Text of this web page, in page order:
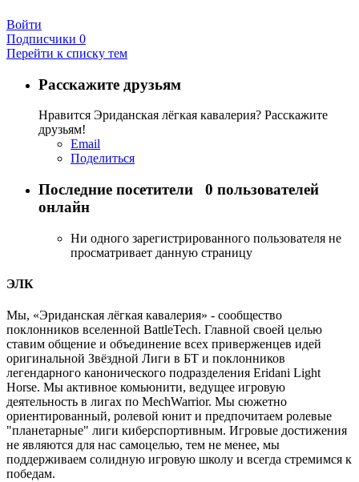
Войти
Подписчики 0
Перейти к списку тем
Расскажите друзьям
Нравится Эриданская лёгкая кавалерия? Расскажите
друзьям!
Email
Поделиться
Последние посетители 0 пользователей
онлайн
Ни одного зарегистрированного пользователя не
просматривает данную страницу
ЭЛК
Мы, «Эриданская лёгкая кавалерия» - сообщество
поклонников вселенной BattleTech. Главной своей целью
ставим общение и объединение всех приверженцев идей
оригинальной Звёздной Лиги в БТ и поклонников
легендарного канонического подразделения Eridani Light
Horse. Мы активное комьюнити, ведущее игровую
деятельность в лигах по MechWarrior. Мы сюжетно
ориентированный, ролевой юнит и предпочитаем ролевые
"планетарные" лиги киберспортивным. Игровые достижения
не являются для нас самоцелью, тем не менее, мы
поддерживаем солидную игровую школу и всегда стремимся к
победам.